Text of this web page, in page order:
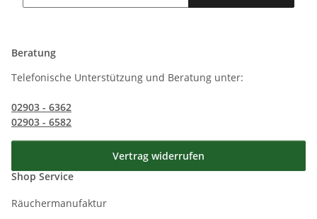
Beratung
Telefonische Unterstützung und Beratung unter:
02903 - 6362
02903 - 6582
Vertrag widerrufen
Shop Service
Räuchermanufaktur